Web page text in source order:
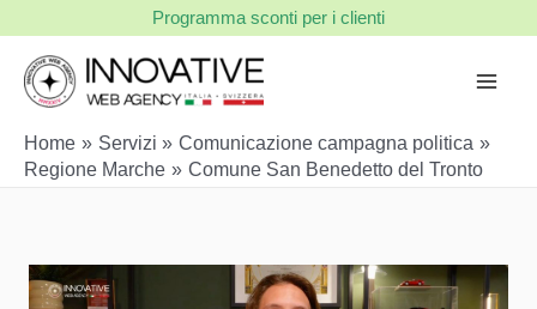
contenuto
Programma sconti per i clienti
Home Servizi
Comunicazione campagna politica
Regione Marche
Comune San Benedetto del Tronto